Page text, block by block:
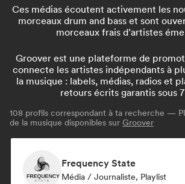
Ces médias écoutent activement les
morceaux drum and bass et sont
morceaux frais d’artistes
Groover est une plateforme de
connecte les artistes indépendants à
la musique : labels, médias, radios et
retours écrits garantis sous
108 profils correspondant à ta recherche —
de la musique disponibles sur Groover
Frequency State
Média / Journaliste, Playlist